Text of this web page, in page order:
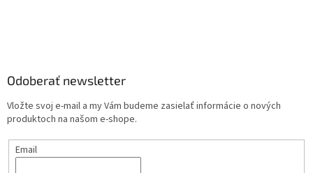
Odoberať newsletter
Vložte svoj e-mail a my Vám budeme zasielať informácie o nových
produktoch na našom e-shope.
Email